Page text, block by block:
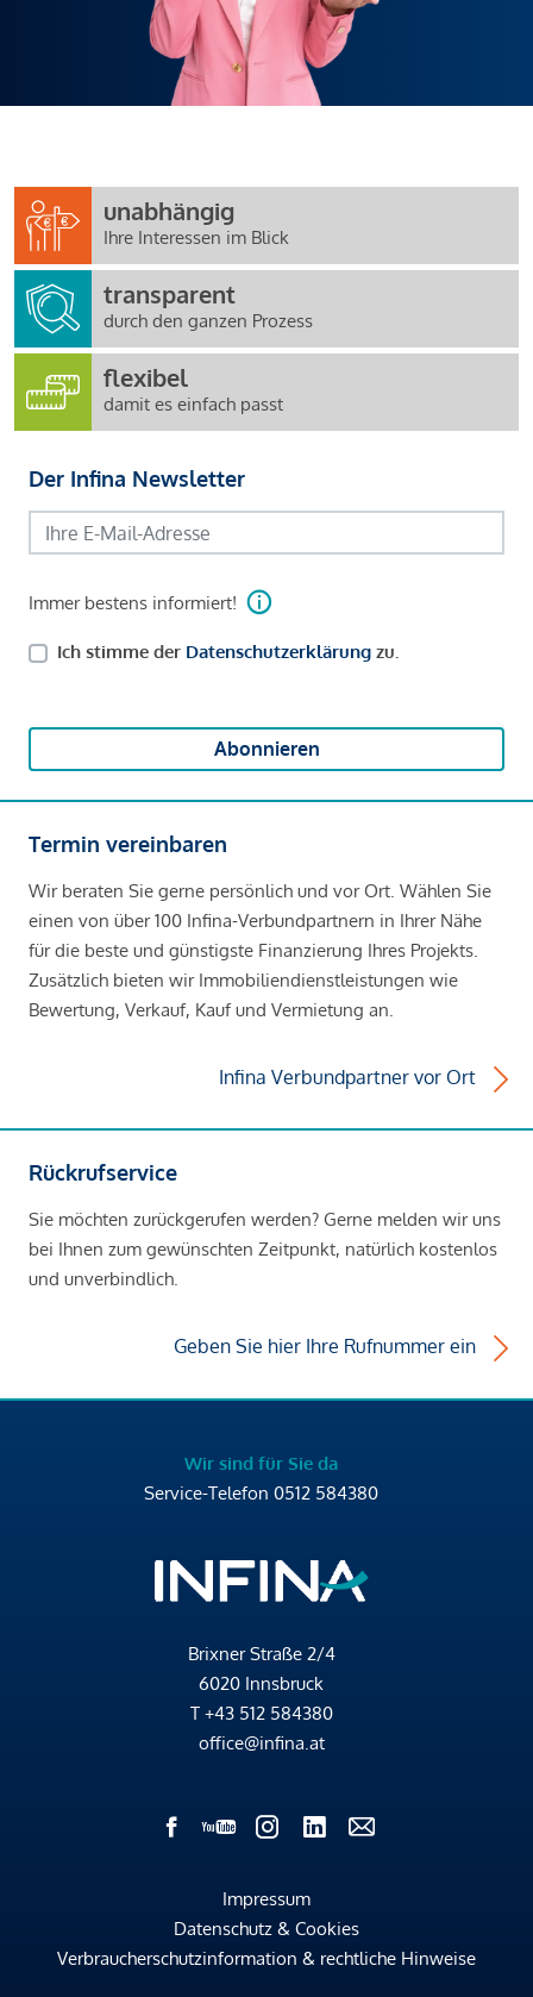
unabhängig
Ihre Interessen im Blick
transparent
durch den ganzen Prozess
flexibel
damit es einfach passt
Der Infina Newsletter
Immer bestens informiert!
Ich stimme der Datenschutzerklärung zu.
Abonnieren
Termin vereinbaren
Wir beraten Sie gerne persönlich und vor Ort. Wählen Sie
einen von über 100 Infina-Verbundpartnern in Ihrer Nähe
für die beste und günstigste Finanzierung Ihres Projekts.
Zusätzlich bieten wir Immobiliendienstleistungen wie
Bewertung, Verkauf, Kauf und Vermietung an.
Infina Verbundpartner vor Ort
Rückrufservice
Sie möchten zurückgerufen werden? Gerne melden wir uns
bei Ihnen zum gewünschten Zeitpunkt, natürlich kostenlos
und unverbindlich.
Geben Sie hier Ihre Rufnummer ein
Wir sind für Sie da
Service-Telefon 0512 584380
Brixner Straße 2/4
6020 Innsbruck
T +43 512 584380
office@infina.at
Impressum
Datenschutz & Cookies
Verbraucherschutzinformation & rechtliche Hinweise